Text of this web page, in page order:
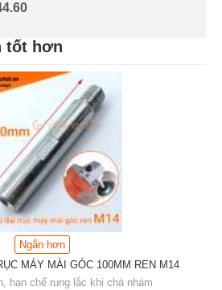
tốt hơn
Ngắn hơn
MÁY MÀI GÓC 100MM REN M14
hạn chế rung lắc khi chà nhám